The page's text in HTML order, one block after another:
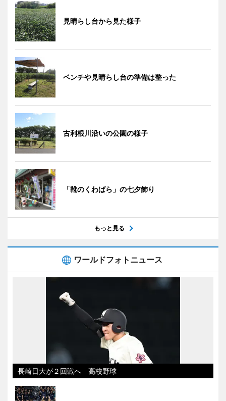
見晴らし台から見た様子
ベンチや見晴らし台の準備は整った
古利根川沿いの公園の様子
「靴のくわばら」の七夕飾り
もっと見る
ワールドフォトニュース
長崎日大が２回戦へ 高校野球